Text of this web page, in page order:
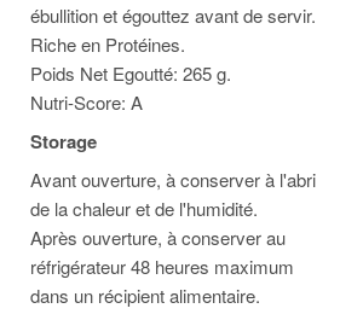
ébullition et égouttez avant de servir.
Riche en Protéines.
Poids Net Egoutté: 265 g.
Nutri-Score: A
Storage
Avant ouverture, à conserver à l'abri
de la chaleur et de l'humidité.
Après ouverture, à conserver au
réfrigérateur 48 heures maximum
dans un récipient alimentaire.